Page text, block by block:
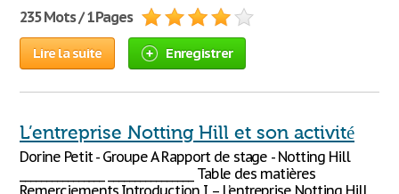
235 Mots / 1 Pages
Lire la suite Enregistrer
L’entreprise Notting Hill et son activité
Dorine Petit - Groupe A Rapport de stage - Notting Hill
________________ ________________ Table des matières
Remerciements Introduction I – L’entreprise Notting Hill